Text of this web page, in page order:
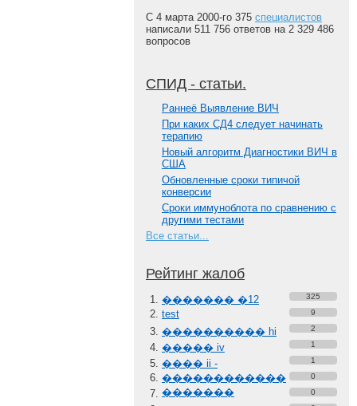
С 4 марта 2000-го 375 специалистов
написали 511 756 ответов на 2 329 486
вопросов
СПИД - статьи.
Paннеё Выявление ВИЧ
При каких СД4 следует начинать
терапию
Новый алгоритм Диагностики ВИЧ в
США
Обновленные сроки типичой
конверсии
Сроки иммуноблота по сравнению с
другими тестами
Все статьи...
Рейтинг жалоб
������� �12 325
test 9
���������� hi 2
����� iv 1
���� ii -
������������
�������
1
0
0